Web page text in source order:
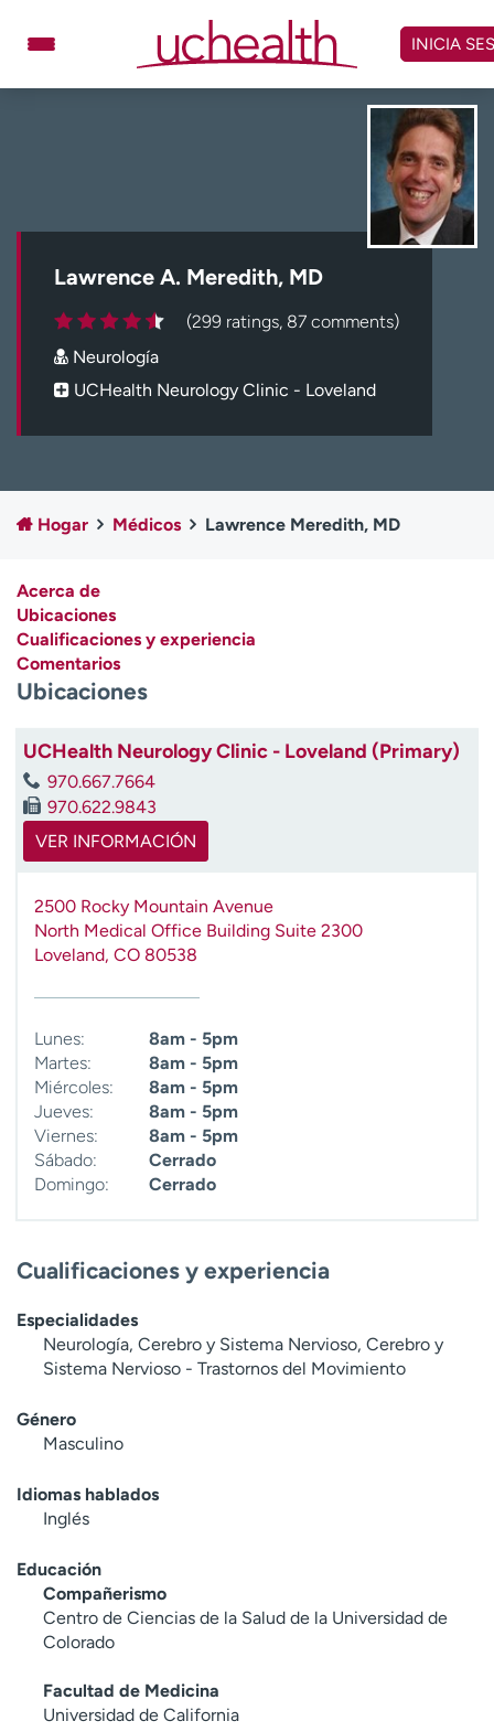
contenido
Carreras
Inicie sesión en My Health Connection
Empleados
comunicación
Contáctenos Noticias e historias
A
ú
m
a
INICIA
Lawrence A. Meredith, MD
(299 ratings, 87 comments)
Neurología
UCHealth Neurology Clinic - Loveland
Hogar Médicos Lawrence Meredith, MD
Acerca de
Ubicaciones
Cualificaciones y experiencia
Comentarios
Ubicaciones
UCHealth Neurology Clinic - Loveland (Primary)
970.667.7664
970.622.9843
VER INFORMACIÓN
2500 Rocky Mountain Avenue
North Medical Office Building Suite 2300
Loveland, CO 80538
Lunes:
8am - 5pm
Martes:
8am - 5pm
Miércoles:
8am - 5pm
Jueves:
8am - 5pm
Viernes:
8am - 5pm
Sábado:
Cerrado
Domingo:
Cerrado
Cualificaciones y experiencia
Especialidades
Neurología, Cerebro y Sistema Nervioso, Cerebro y
Sistema Nervioso - Trastornos del Movimiento
Género
Masculino
Idiomas hablados
Inglés
Educación
Compañerismo
Centro de Ciencias de la Salud de la Universidad de
Colorado
Facultad de Medicina
Universidad de California